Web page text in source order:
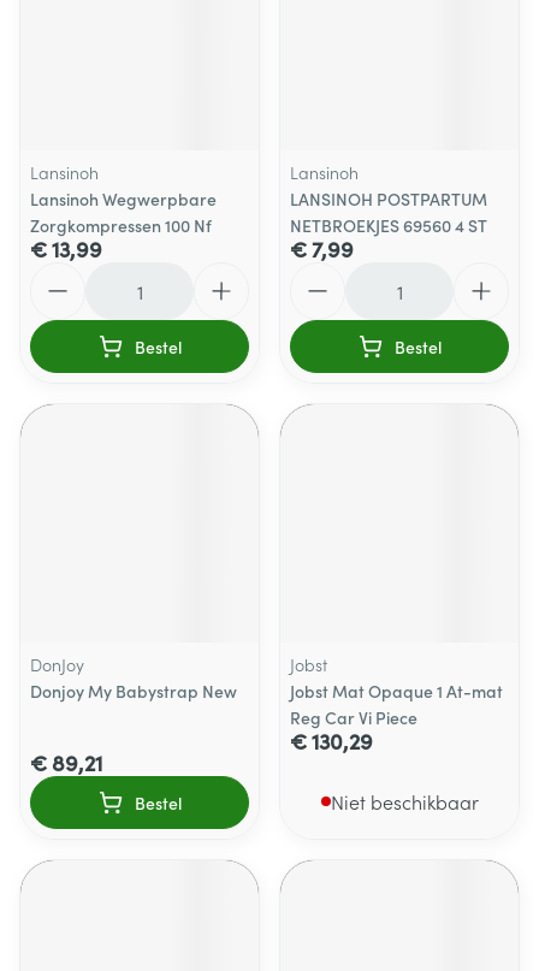
Lansinoh
Lansinoh Wegwerpbare
Zorgkompressen 100 Nf
€ 13,99
Bestel
Lansinoh
LANSINOH POSTPARTUM
NETBROEKJES 69560 4 ST
€ 7,99
Bestel
DonJoy
Donjoy My Babystrap New
€ 89,21
Bestel
Jobst
Jobst Mat Opaque 1 At-mat
Reg Car Vi Piece
€ 130,29
Niet beschikbaar